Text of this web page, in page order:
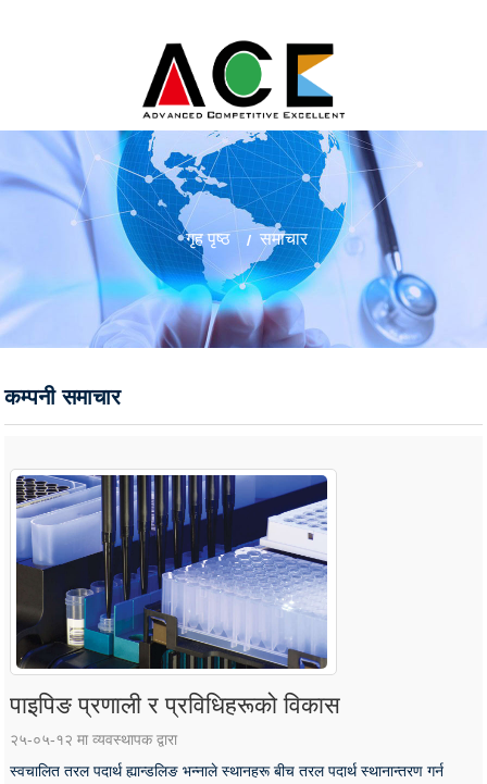
गृह पृष्ठ समाचार
कम्पनी समाचार
पाइपिङ प्रणाली र प्रविधिहरूको विकास
२५-०५-१२ मा व्यवस्थापक द्वारा
स्वचालित तरल पदार्थ ह्यान्डलिङ भन्नाले स्थानहरू बीच तरल पदार्थ स्थानान्तरण गर्न